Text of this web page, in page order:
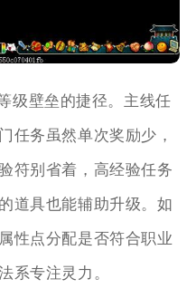
级壁垒的捷径。主线任
任务虽然单次奖励少，
符别省着，高经验任务
道具也能辅助升级。如
性点分配是否符合职业
系专注灵力。